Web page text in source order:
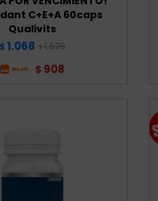
C+E+A 60caps
Qualivits
$ 1.068 $ 1.525
$ 908